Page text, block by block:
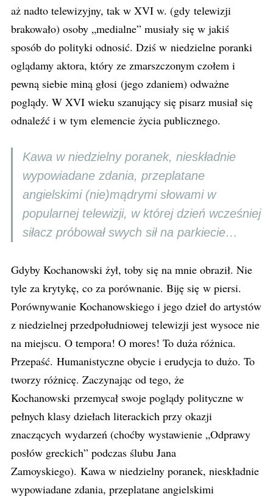
aż nadto telewizyjny, tak w XVI w. (gdy telewizji
brakowało) osoby „medialne” musiały się w jakiś
sposób do polityki odnosić. Dziś w niedzielne poranki
oglądamy aktora, który ze zmarszczonym czołem i
pewną siebie miną głosi (jego zdaniem) odważne
poglądy. W XVI wieku szanujący się pisarz musiał się
odnaleźć i w tym elemencie życia publicznego.
Kawa w niedzielny poranek, nieskładnie
wypowiadane zdania, przeplatane
angielskimi (nie)mądrymi słowami w
popularnej telewizji, w której dzień wcześniej
siłacz próbował swych sił na parkiecie…
Gdyby Kochanowski żył, toby się na mnie obraził. Nie
tyle za krytykę, co za porównanie. Biję się w piersi.
Porównywanie Kochanowskiego i jego dzieł do artystów
z niedzielnej przedpołudniowej telewizji jest wysoce nie
na miejscu. O tempora! O mores! To duża różnica.
Przepaść. Humanistyczne obycie i erudycja to dużo. To
tworzy różnicę. Zaczynając od tego, że
Kochanowski przemycał swoje poglądy polityczne w
pełnych klasy dziełach literackich przy okazji
znaczących wydarzeń (choćby wystawienie „Odprawy
posłów greckich” podczas ślubu Jana
Zamoyskiego). Kawa w niedzielny poranek, nieskładnie
wypowiadane zdania, przeplatane angielskimi